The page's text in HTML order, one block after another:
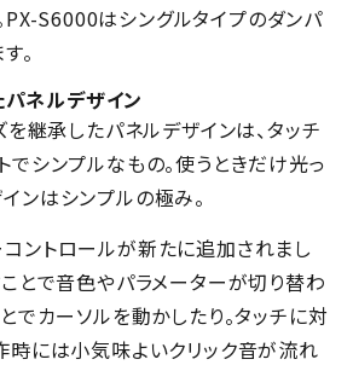
PX-S6000はシングルタイプのダンパ
。
ネルデザイン
継承したパネルデザインは、タッチ
でシンプルなもの。使うときだけ光っ
ンはシンプルの極み。
ントロールが新たに追加されまし
ことで音色やパラメーターが切り替わ
でカーソルを動かしたり。タッチに対
時には小気味よいクリック音が流れ